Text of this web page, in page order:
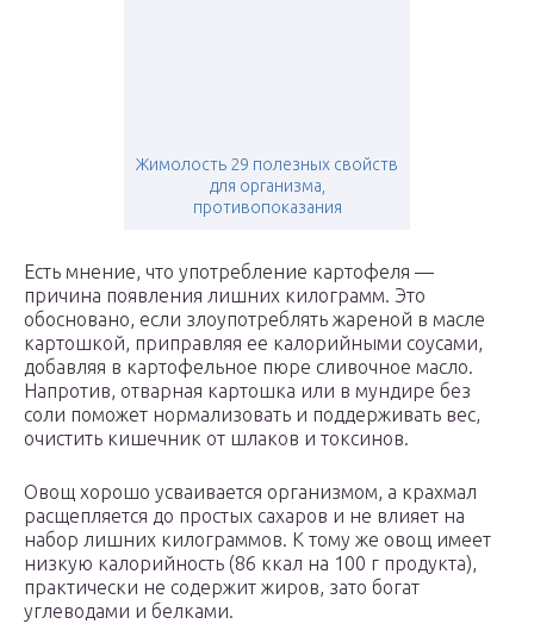
Жимолость 29 полезных свойств
для организма,
противопоказания
Есть мнение, что употребление картофеля —
причина появления лишних килограмм. Это
обосновано, если злоупотреблять жареной в масле
картошкой, приправляя ее калорийными соусами,
добавляя в картофельное пюре сливочное масло.
Напротив, отварная картошка или в мундире без
соли поможет нормализовать и поддерживать вес,
очистить кишечник от шлаков и токсинов.
Овощ хорошо усваивается организмом, а крахмал
расщепляется до простых сахаров и не влияет на
набор лишних килограммов. К тому же овощ имеет
низкую калорийность (86 ккал на 100 г продукта),
практически не содержит жиров, зато богат
углеводами и белками.